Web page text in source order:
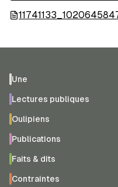
Une
Lectures publiques
Oulipiens
Publications
Faits & dits
Contraintes